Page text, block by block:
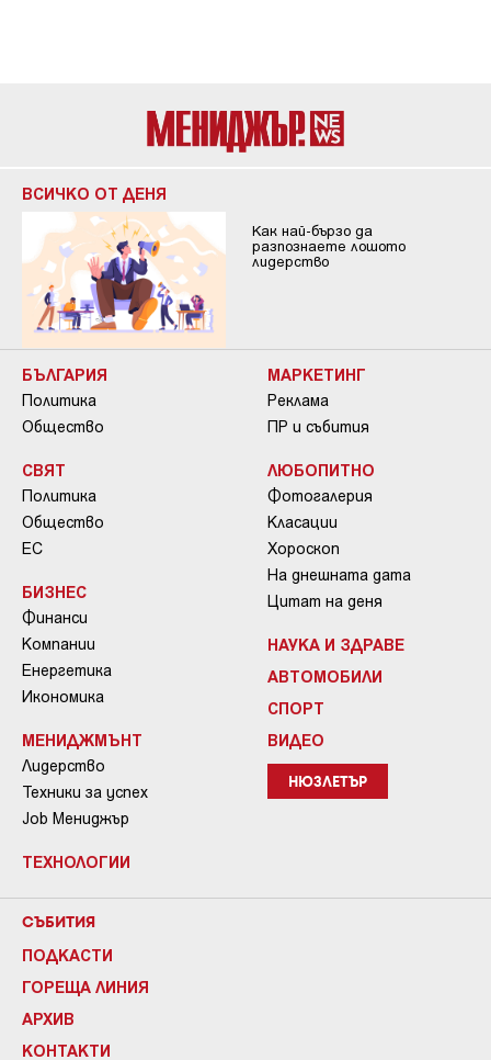
ВСИЧКО ОТ ДЕНЯ
Как най-бързо да
разпознаете лошото
лидерство
БЪЛГАРИЯ
Политика
Общество
СВЯТ
Политика
Общество
ЕС
БИЗНЕС
Финанси
Компании
Енергетика
Икономика
МЕНИДЖМЪНТ
Лидерство
Техники за успех
Job Мениджър
ТЕХНОЛОГИИ
МАРКЕТИНГ
Реклама
ПР и събития
ЛЮБОПИТНО
Фотогалерия
Класации
Хороскоп
На днешната дата
Цитат на деня
НАУКА И ЗДРАВЕ
АВТОМОБИЛИ
СПОРТ
ВИДЕО
НЮЗЛЕТЪР
СЪБИТИЯ
ПОДКАСТИ
ГОРЕЩА ЛИНИЯ
АРХИВ
КОНТАКТИ